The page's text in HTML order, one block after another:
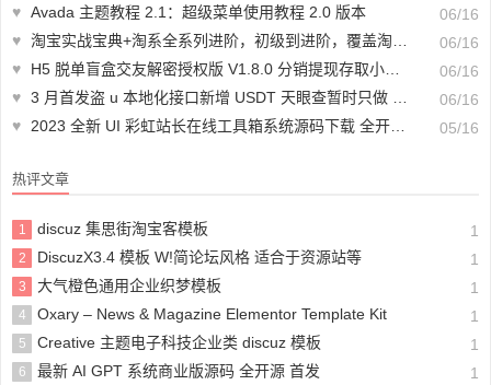
♥ Avada 主题教程 2.1：超级菜单使用教程 2.0 版本
06/16
♥ 淘宝实战宝典+淘系全系列进阶，初级到进阶，覆盖淘系 99%的知识，看透对手自然会运营
06/16
♥
H5 脱单盲盒交友解密授权版 V1.8.0 分销提现存取小纸条盲盒匹配管理平台免签支付可封装 APP 带教程
06/16
♥ 3 月首发盗 u 本地化接口新增 USDT 天眼查暂时只做 TRC
06/16
♥
2023 全新 UI 彩虹站长在线工具箱系统源码下载 全开源版本 05/16
热评文章
1 discuz 集思街淘宝客模板 1
2 DiscuzX3.4 模板 W!简论坛风格 适合于资源站等 1
3 大气橙色通用企业织梦模板 1
4 Oxary – News & Magazine Elementor Template Kit 1
5 Creative 主题电子科技企业类 discuz 模板 1
6 最新 AI GPT 系统商业版源码 全开源 首发 1